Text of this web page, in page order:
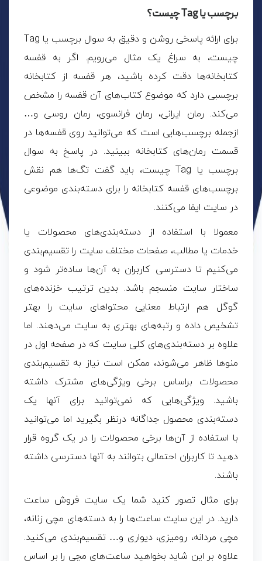
برچسب یا Tag چیست؟
برای ارائه پاسخی روشن و دقیق به سوال برچسب یا Tag
چیست، به سراغ یک مثال می‌رویم. اگر به قفسه
کتابخانه‌ها دقت کرده باشید، هر قفسه از کتابخانه‌
برچسبی دارد که موضوع کتاب‌های آن قفسه را مشخص
می‌کند. رمان ایرانی، رمان فرانسوی، رمان روسی و…
ازجمله برچسب‌هایی است که می‌توانید روی قفسه‌ها در
قسمت رمان‌های کتابخانه ببینید. در پاسخ به سوال
برچسب یا Tag چیست، باید گفت تگ‌ها هم نقش
برچسب‌های قفسه کتابخانه را برای دسته‌بندی موضوعی
در سایت ایفا می‌کنند.
معمولا با استفاده از دسته‌بندی‌های محصولات یا
خدمات یا مطالب، صفحات مختلف سایت را تقسیم‌بندی
می‌کنیم تا دسترسی کاربران به آن‌ها ساده‌تر شود و
ساختار سایت منسجم باشد. بدین ‌ترتیب خزنده‌های
گوگل هم ارتباط معنایی محتواهای سایت را بهتر
تشخیص داده و رتبه‌های بهتری به سایت می‌دهند. اما
علاوه بر دسته‌بندی‌های کلی سایت که در صفحه اول در
منوها ظاهر می‌شوند، ممکن است نیاز به تقسیم‌بندی
محصولات براساس برخی ویژگی‌های مشترک داشته
باشید. ویژگی‌هایی که نمی‌توانید برای آنها یک
دسته‌بندی محصول جداگانه درنظر بگیرید اما می‌توانید
با استفاده از آن‌ها برخی محصولات را در یک گروه قرار
دهید تا کاربران احتمالی بتوانند به آنها دسترسی داشته
باشند.
برای مثال تصور کنید شما یک سایت فروش ساعت
دارید. در این سایت ساعت‌ها را به دسته‌های مچی زنانه،
مچی مردانه، رومیزی، دیواری و… تقسیم‌بندی می‌کنید.
علاوه بر این شاید بخواهید ساعت‌های مچی را بر اساس